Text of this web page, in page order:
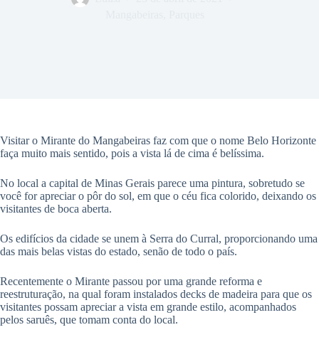
Visitar o Mirante do Mangabeiras faz com que o nome Belo Horizonte
faça muito mais sentido, pois a vista lá de cima é belíssima.
No local a capital de Minas Gerais parece uma pintura, sobretudo se
você for apreciar o pôr do sol, em que o céu fica colorido, deixando os
visitantes de boca aberta.
Os edifícios da cidade se unem à Serra do Curral, proporcionando uma
das mais belas vistas do estado, senão de todo o país.
Recentemente o Mirante passou por uma grande reforma e
reestruturação, na qual foram instalados decks de madeira para que os
visitantes possam apreciar a vista em grande estilo, acompanhados
pelos saruês, que tomam conta do local.